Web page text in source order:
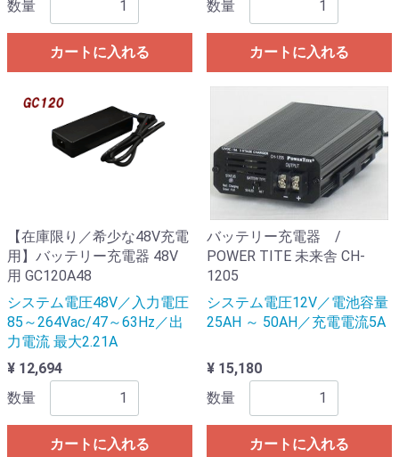
数量
カートに入れる
数量
カートに入れる
【在庫限り／希少な48V充電
用】バッテリー充電器 48V
用 GC120A48
システム電圧48V／入力電圧
85～264Vac/47～63Hz／出
力電流 最大2.21A
¥ 12,694
数量
カートに入れる
バッテリー充電器 /
POWER TITE 未来舎 CH-
1205
システム電圧12V／電池容量
25AH ～ 50AH／充電電流5A
¥ 15,180
数量
カートに入れる